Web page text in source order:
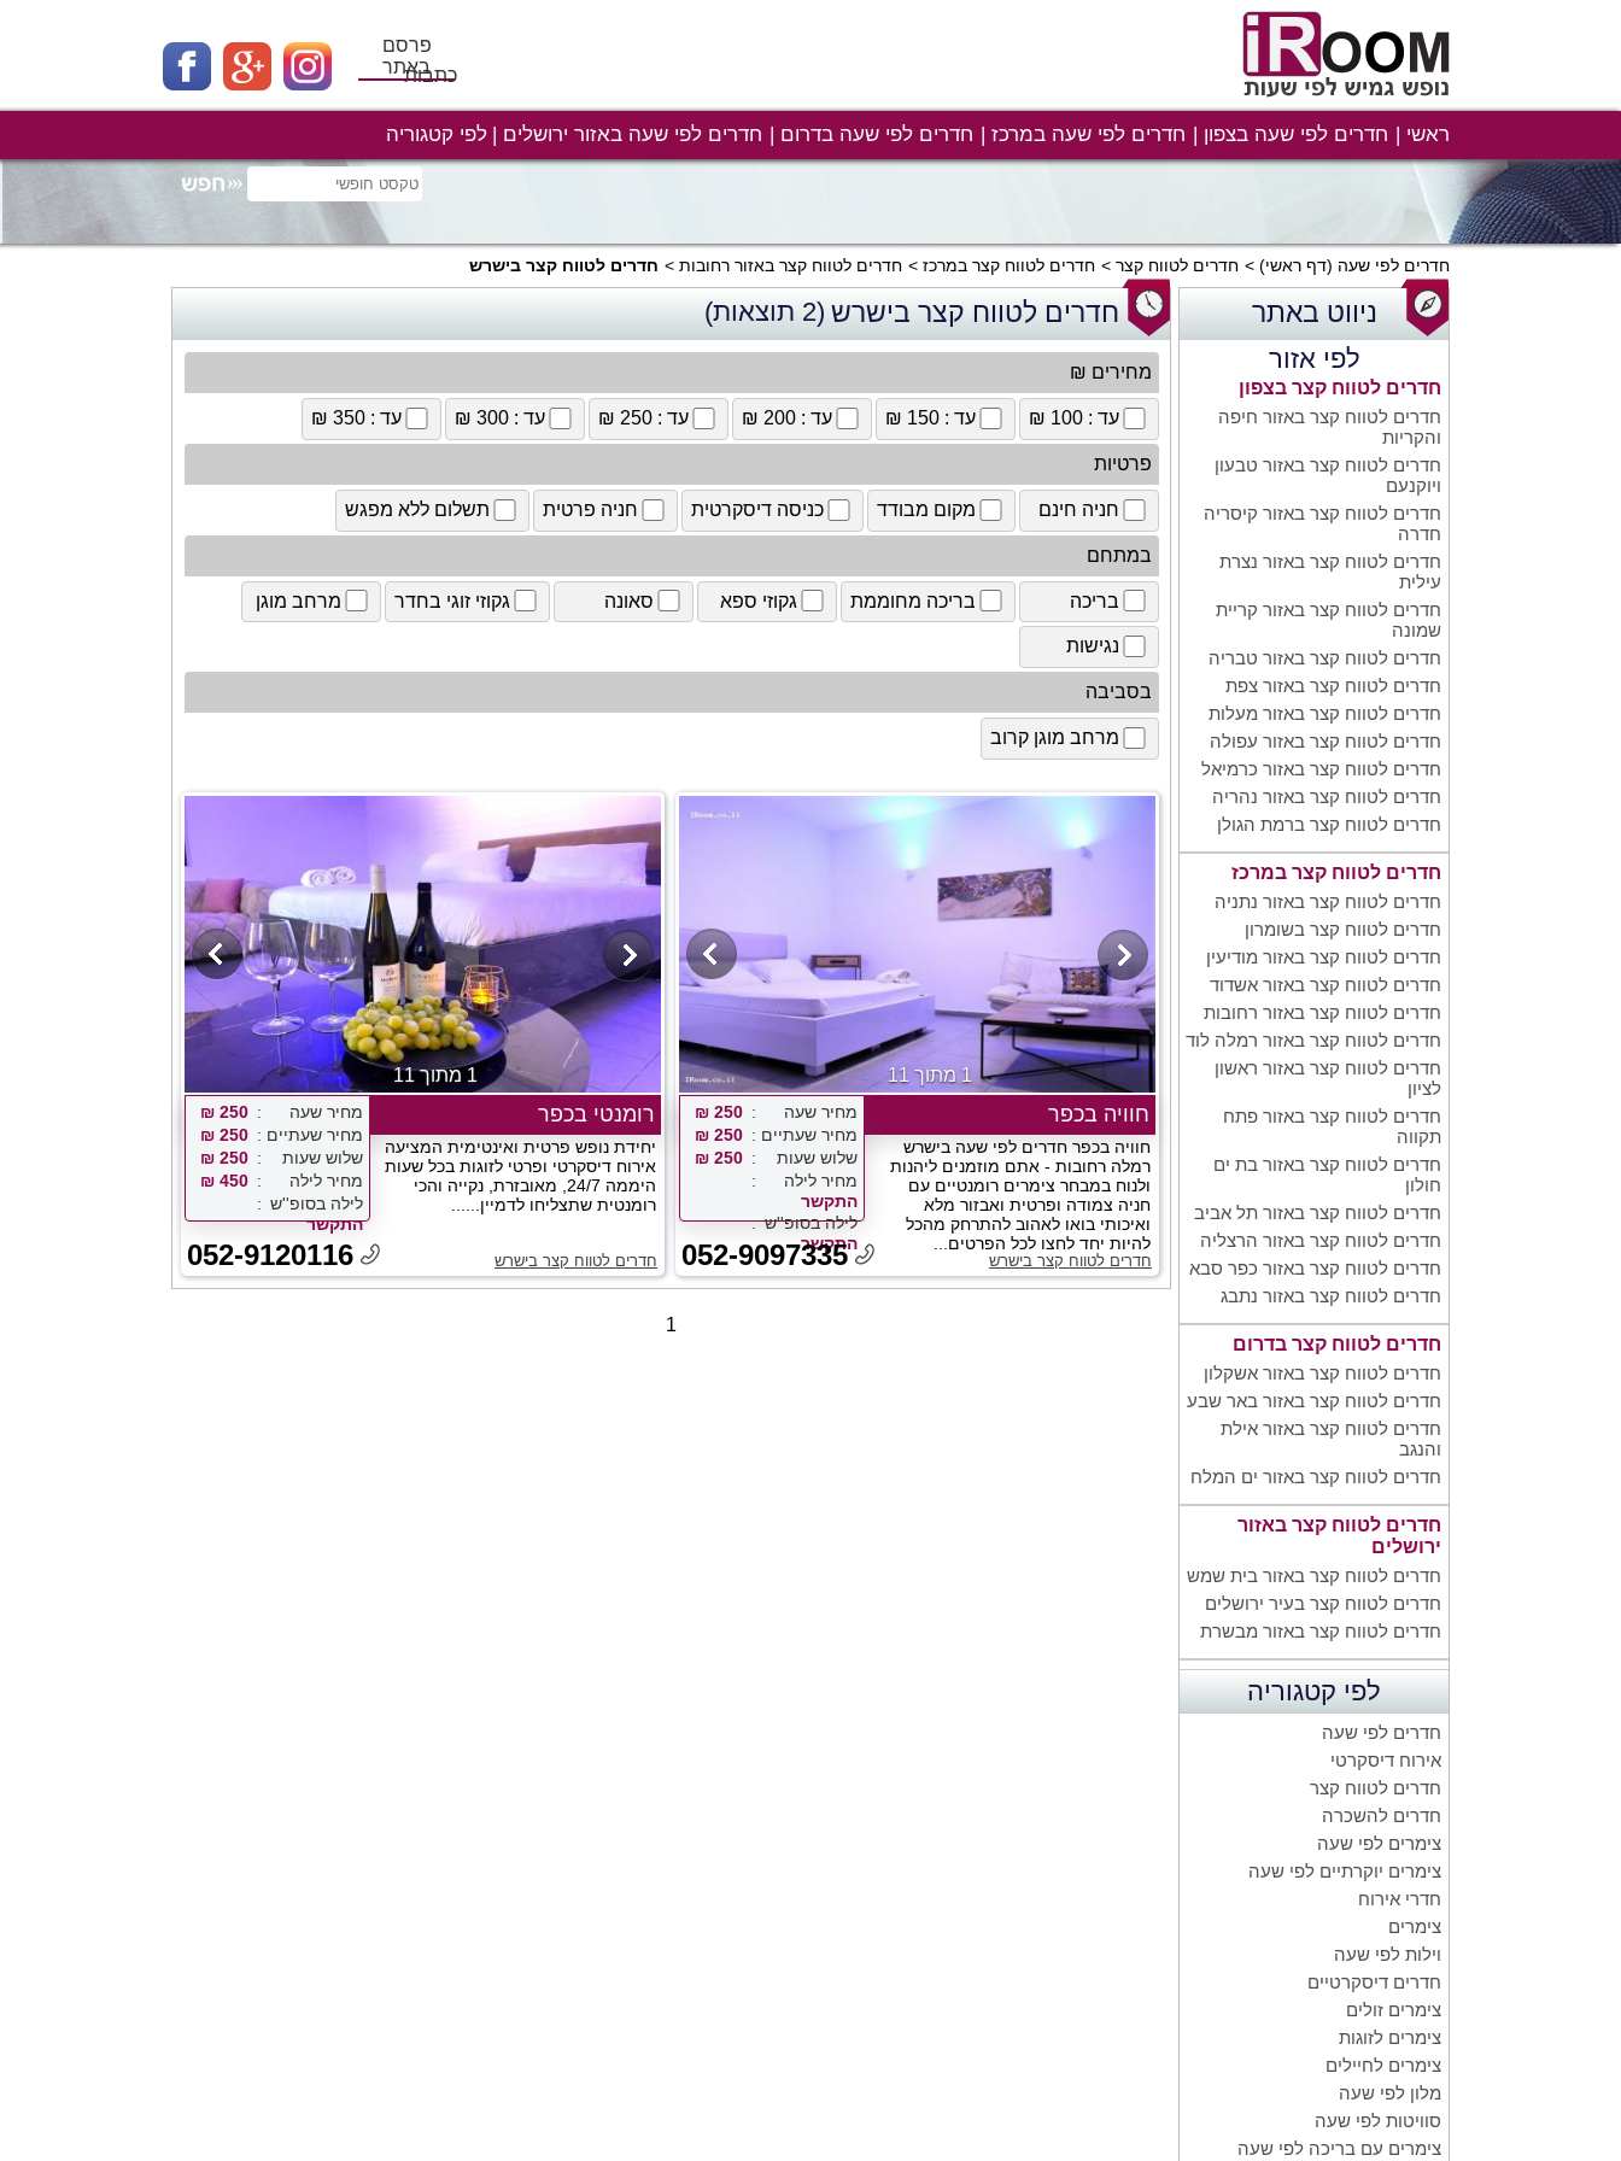
פרסם
באתרכתבות
ראשי חדרים לפי שעה בצפון חדרים לפי שעה במרכז חדרים לפי שעה בדרום חדרים לפי שעה באזור ירושלים לפי קטגוריה
חדרים לפי שעה (דף ראשי) חדרים לטווח קצר חדרים לטווח קצר במרכז חדרים לטווח קצר באזור רחובות חדרים לטווח קצר בישרש
ניווט באתר
לפי אזור
חדרים לטווח קצר בצפון
חדרים לטווח קצר באזור חיפה
והקריות
חדרים לטווח קצר באזור טבעון
ויוקנעם
חדרים לטווח קצר באזור קיסריה
חדרה
חדרים לטווח קצר באזור נצרת
עילית
חדרים לטווח קצר באזור קריית
שמונה
חדרים לטווח קצר באזור טבריה
חדרים לטווח קצר באזור צפת
חדרים לטווח קצר באזור מעלות
חדרים לטווח קצר באזור עפולה
חדרים לטווח קצר באזור כרמיאל
חדרים לטווח קצר באזור נהריה
חדרים לטווח קצר ברמת הגולן
חדרים לטווח קצר במרכז
חדרים לטווח קצר באזור נתניה
חדרים לטווח קצר בשומרון
חדרים לטווח קצר באזור מודיעין
חדרים לטווח קצר באזור אשדוד
חדרים לטווח קצר באזור רחובות
חדרים לטווח קצר באזור רמלה לוד
חדרים לטווח קצר באזור ראשון
לציון
חדרים לטווח קצר באזור פתח
תקווה
חדרים לטווח קצר באזור בת ים
חולון
חדרים לטווח קצר באזור תל אביב
חדרים לטווח קצר באזור הרצליה
חדרים לטווח קצר באזור כפר סבא
חדרים לטווח קצר באזור נתבג
חדרים לטווח קצר בדרום
חדרים לטווח קצר באזור אשקלון
חדרים לטווח קצר באזור באר שבע
חדרים לטווח קצר באזור אילת
והנגב
חדרים לטווח קצר באזור ים המלח
חדרים לטווח קצר באזור
ירושלים
חדרים לטווח קצר באזור בית שמש
חדרים לטווח קצר בעיר ירושלים
חדרים לטווח קצר באזור מבשרת
לפי קטגוריה
חדרים לפי שעה
אירוח דיסקרטי
חדרים לטווח קצר
חדרים להשכרה
צימרים לפי שעה
צימרים יוקרתיים לפי שעה
חדרי אירוח
צימרים
וילות לפי שעה
חדרים דיסקרטיים
צימרים זולים
צימרים לזוגות
צימרים לחיילים
מלון לפי שעה
סוויטות לפי שעה
צימרים עם בריכה לפי שעה
חדרים לטווח קצר בישרש (2 תוצאות)
מחירים ₪
עד : 100 ₪ עד : 150 ₪ עד : 200 ₪ עד : 250 ₪ עד : 300 ₪ עד : 350 ₪
פרטיות
חניה חינם מקום מבודד כניסה דיסקרטית חניה פרטית תשלום ללא מפגש
במתחם
בריכה בריכה מחוממת גקוזי ספא סאונה גקוזי זוגי בחדר מרחב מוגן
נגישות
בסביבה
מרחב מוגן קרוב
1 מתוך 11
חוויה בכפר
חוויה בכפר חדרים לפי שעה בישרש
רמלה רחובות - אתם מוזמנים ליהנות
ולנוח במבחר צימרים רומנטיים עם
חניה צמודה ופרטית ואבזור מלא
ואיכותי בואו לאהוב להתרחק מהכל
להיות יחד לחצו לכל הפרטים...
חדרים לטווח קצר בישרש
מחיר שעה
250 ₪
מחיר שעתיים
250 ₪
שלוש שעות
250 ₪
מחיר לילה
התקשר
לילה בסופ''ש
התקשר
052-9097335
1 מתוך 11
רומנטי בכפר
יחידת נופש פרטית ואינטימית המציעה
אירוח דיסקרטי ופרטי לזוגות בכל שעות
היממה 24/7, מאובזרת, נקייה והכי
רומנטית שתצליחו לדמיין......
חדרים לטווח קצר בישרש
מחיר שעה
250 ₪
מחיר שעתיים
250 ₪
שלוש שעות
250 ₪
מחיר לילה
450 ₪
לילה בסופ''ש
התקשר
052-9120116
1